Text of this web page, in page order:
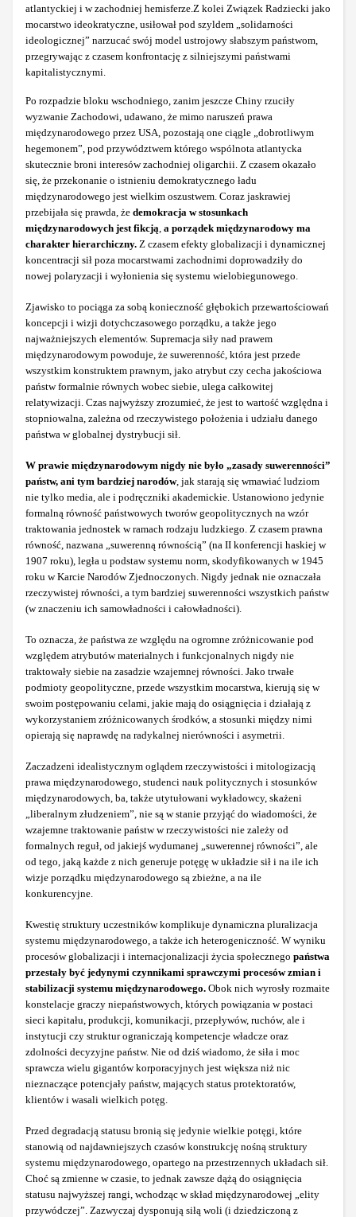
atlantyckiej i w zachodniej hemisferze. Z kolei Związek Radziecki jako
mocarstwo ideokratyczne, usiłował pod szyldem „solidarności
ideologicznej” narzucać swój model ustrojowy słabszym państwom,
przegrywając z czasem konfrontację z silniejszymi państwami
kapitalistycznymi.
Po rozpadzie bloku wschodniego, zanim jeszcze Chiny rzuciły
wyzwanie Zachodowi, udawano, że mimo naruszeń prawa
międzynarodowego przez USA, pozostają one ciągle „dobrotliwym
hegemonem”, pod przywództwem którego wspólnota atlantycka
skutecznie broni interesów zachodniej oligarchii. Z czasem okazało
się, że przekonanie o istnieniu demokratycznego ładu
międzynarodowego jest wielkim oszustwem. Coraz jaskrawiej
przebijała się prawda, że demokracja w stosunkach
międzynarodowych jest fikcją a porządek międzynarodowy ma
charakter hierarchiczny. Z czasem efekty globalizacji i dynamicznej
koncentracji sił poza mocarstwami zachodnimi doprowadziły do
nowej polaryzacji i wyłonienia się systemu wielobiegunowego.
Zjawisko to pociąga za sobą konieczność głębokich przewartościowań
koncepcji i wizji dotychczasowego porządku, a także jego
najważniejszych elementów. Supremacja siły nad prawem
międzynarodowym powoduje, że suwerenność, która jest przede
wszystkim konstruktem prawnym, jako atrybut czy cecha jakościowa
państw formalnie równych wobec siebie, ulega całkowitej
relatywizacji. Czas najwyższy zrozumieć, że jest to wartość względna i
stopniowalna, zależna od rzeczywistego położenia i udziału danego
państwa w globalnej dystrybucji sił.
W prawie międzynarodowym nigdy nie było „zasady suwerenności”
państw, ani tym bardziej narodów, jak starają się wmawiać ludziom
nie tylko media, ale i podręczniki akademickie. Ustanowiono jedynie
formalną równość państwowych tworów geopolitycznych na wzór
traktowania jednostek w ramach rodzaju ludzkiego. Z czasem prawna
równość, nazwana „suwerenną równością” (na II konferencji haskiej w
1907 roku), legła u podstaw systemu norm, skodyfikowanych w 1945
roku w Karcie Narodów Zjednoczonych. Nigdy jednak nie oznaczała
rzeczywistej równości, a tym bardziej suwerenności wszystkich państw
(w znaczeniu ich samowładności i całowładności).
To oznacza, że państwa ze względu na ogromne zróżnicowanie pod
względem atrybutów materialnych i funkcjonalnych nigdy nie
traktowały siebie na zasadzie wzajemnej równości. Jako trwałe
podmioty geopolityczne, przede wszystkim mocarstwa, kierują się w
swoim postępowaniu celami, jakie mają do osiągnięcia i działają z
wykorzystaniem zróżnicowanych środków, a stosunki między nimi
opierają się naprawdę na radykalnej nierówności i asymetrii.
Zaczadzeni idealistycznym oglądem rzeczywistości i mitologizacją
prawa międzynarodowego, studenci nauk politycznych i stosunków
międzynarodowych, ba, także utytułowani wykładowcy, skażeni
„liberalnym złudzeniem”, nie są w stanie przyjąć do wiadomości, że
wzajemne traktowanie państw w rzeczywistości nie zależy od
formalnych reguł, od jakiejś wydumanej „suwerennej równości”, ale
od tego, jaką każde z nich generuje potęgę w układzie sił i na ile ich
wizje porządku międzynarodowego są zbieżne, a na ile
konkurencyjne.
Kwestię struktury uczestników komplikuje dynamiczna pluralizacja
systemu międzynarodowego, a także ich heterogeniczność. W wyniku
procesów globalizacji i internacjonalizacji życia społecznego państwa
przestały być jedynymi czynnikami sprawczymi procesów zmian i
stabilizacji systemu międzynarodowego. Obok nich wyrosły rozmaite
konstelacje graczy niepaństwowych, których powiązania w postaci
sieci kapitału, produkcji, komunikacji, przepływów, ruchów, ale i
instytucji czy struktur ograniczają kompetencje władcze oraz
zdolności decyzyjne państw. Nie od dziś wiadomo, że siła i moc
sprawcza wielu gigantów korporacyjnych jest większa niż nic
nieznaczące potencjały państw, mających status protektoratów,
klientów i wasali wielkich potęg.
Przed degradacją statusu bronią się jedynie wielkie potęgi, które
stanowią od najdawniejszych czasów konstrukcję nośną struktury
systemu międzynarodowego, opartego na przestrzennych układach sił.
Choć są zmienne w czasie, to jednak zawsze dążą do osiągnięcia
statusu najwyższej rangi, wchodząc w skład międzynarodowej „elity
przywódczej”. Zazwyczaj dysponują siłą woli (i dziedziczoną z